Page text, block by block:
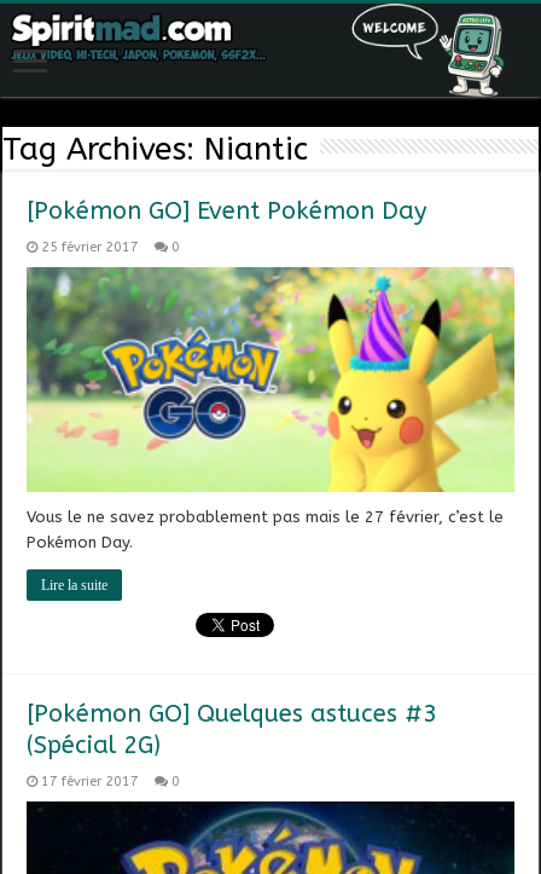
Tag Archives: Niantic
[Pokémon GO] Event Pokémon Day
25 février 2017 0
Vous le ne savez probablement pas mais le 27 février, c’est le
Pokémon Day.
Lire la suite
[Pokémon GO] Quelques astuces #3
(Spécial 2G)
17 février 2017 0